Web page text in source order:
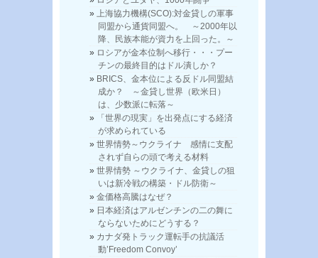
上海協力機構(SCO):対金貸しの軍事
同盟から通貨同盟へ。 ～2000年以
降、民族本能が資力を上回った。～
ロシアが金本位制へ移行・・・プー
チンの最終目的はドル潰しか？
BRICS、金本位による反ドル同盟結
成か？ ～金貸し世界（欧米日）
は、少数派に転落～
「世界の現実」を出発点にする経済
が求められている
世界情勢～ウクライナ 感情に支配
されず自らの頭で考える材料
世界情勢 ～ウクライナ、金貸しの狙
いは新冷戦の構築・ドル防衛～
金価格高騰はなぜ？
日本経済はアルゼンチンの二の舞に
ならないためにどうする？
カナダ発トラック運転手の抗議活
動’Freedom Convoy’